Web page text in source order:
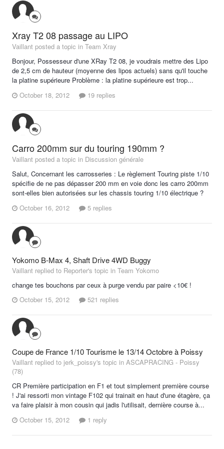
Xray T2 08 passage au LIPO
Vaillant posted a topic in Team Xray
Bonjour, Possesseur d'une XRay T2 08, je voudrais mettre des Lipo
de 2,5 cm de hauteur (moyenne des lipos actuels) sans qu'il touche
la platine supérieure Problème : la platine supérieure est trop...
October 18, 2012
19 replies
Carro 200mm sur du touring 190mm ?
Vaillant posted a topic in Discussion générale
Salut, Concernant les carrosseries : Le règlement Touring piste 1/10
spécifie de ne pas dépasser 200 mm en voie donc les carro 200mm
sont-elles bien autorisées sur les chassis touring 1/10 électrique ?
October 16, 2012
5 replies
Yokomo B-Max 4, Shaft Drive 4WD Buggy
Vaillant replied to Reporter's topic in Team Yokomo
change tes bouchons par ceux à purge vendu par paire <10€ !
October 15, 2012
521 replies
Coupe de France 1/10 Tourisme le 13/14 Octobre à Poissy
Vaillant replied to jerk_poissy's topic in ASCAPRACING - Poissy
(78)
CR Première participation en F1 et tout simplement première course
! J'ai ressorti mon vintage F102 qui trainait en haut d'une étagère, ça
va faire plaisir à mon cousin qui jadis l'utilisait, dernière course à...
October 15, 2012
1 reply